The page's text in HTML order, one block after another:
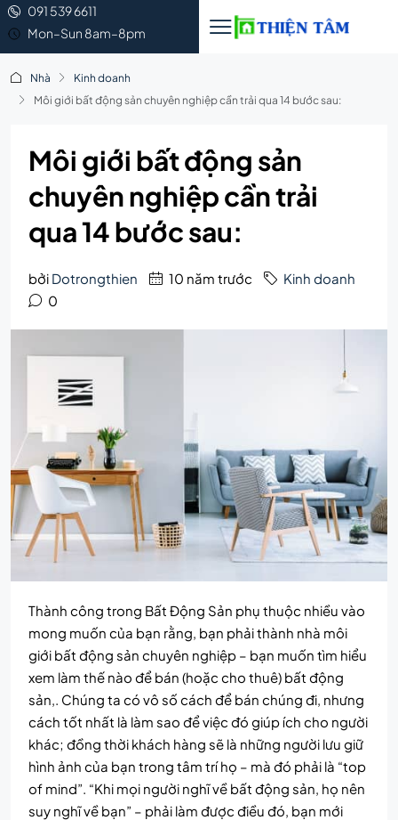
091 539 6611
Mon–Sun 8am–8pm
Nhà
Kinh doanh
Môi giới bất động sản chuyên nghiệp cần trải qua 14 bước sau:
Môi giới bất động sản
chuyên nghiệp cần trải
qua 14 bước sau:
bởi Dotrongthien 10 năm trước
Kinh doanh
0
Thành công trong Bất Động Sản phụ thuộc nhiều vào
mong muốn của bạn rằng, bạn phải thành nhà môi
giới bất động sản chuyên nghiệp – bạn muốn tìm hiểu
xem làm thế nào để bán (hoặc cho thuê) bất động
sản,. Chúng ta có vô số cách để bán chúng đi, nhưng
cách tốt nhất là làm sao để việc đó giúp ích cho người
khác; đồng thời khách hàng sẽ là những người lưu giữ
hình ảnh của bạn trong tâm trí họ – mà đó phải là “top
of mind”. “Khi mọi người nghĩ về bất động sản, họ nên
suy nghĩ về bạn” – phải làm được điều đó, bạn mới